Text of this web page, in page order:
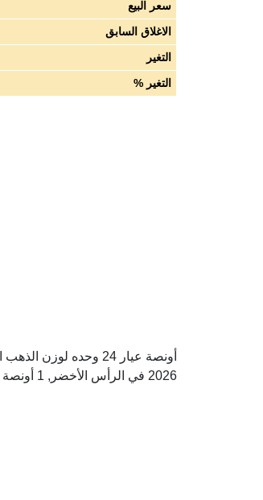
سعر البيع
الاغلاق السابق
التغير
التغير %
2026 في الرأس الأخضر, 1 أونصة من الذهب عيار 24 = 409,613.57 اسكودو الرأس الأخضر.